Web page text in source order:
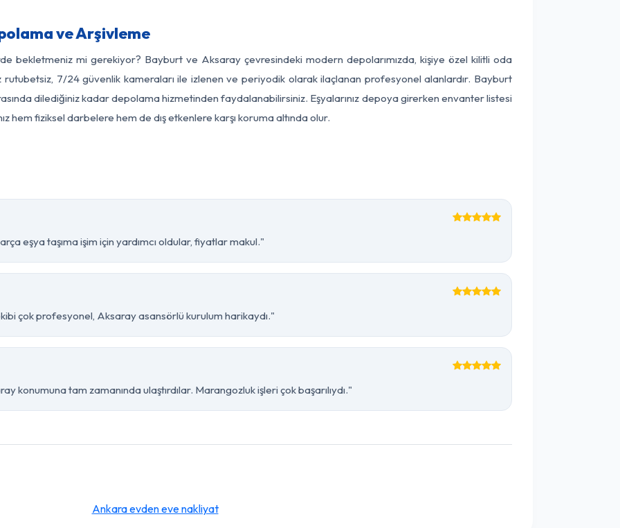
ve Arşivleme
bekletmeniz mi gerekiyor? Bayburt ve Aksaray çevresindeki modern depolarımızda, kişiye özel kilitli oda
rutubetsiz, 7/24 güvenlik kameraları ile izlenen ve periyodik olarak ilaçlanan profesyonel alanlardır. Bayburt
dilediğiniz kadar depolama hizmetinden faydalanabilirsiniz. Eşyalarınız depoya girerken envanter listesi
hem fiziksel darbelere hem de dış etkenlere karşı koruma altında olur.
eşya taşıma işim için yardımcı oldular, fiyatlar makul."
çok profesyonel, Aksaray asansörlü kurulum harikaydı."
konumuna tam zamanında ulaştırdılar. Marangozluk işleri çok başarılıydı."
Ankara evden eve nakliyat